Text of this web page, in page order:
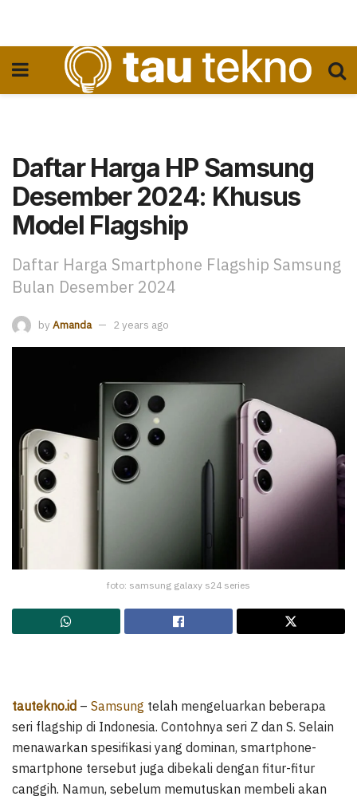
Daftar Harga HP Samsung
Desember 2024: Khusus
Model Flagship
Daftar Harga Smartphone Flagship Samsung
Bulan Desember 2024
by Amanda 2 years ago
foto: samsung galaxy s24 series
tautekno.id – Samsung telah mengeluarkan beberapa
seri flagship di Indonesia. Contohnya seri Z dan S. Selain
menawarkan spesifikasi yang dominan, smartphone-
smartphone tersebut juga dibekali dengan fitur-fitur
canggih. Namun, sebelum memutuskan membeli akan